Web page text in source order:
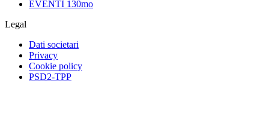
EVENTI 130mo
Legal
Dati societari
Privacy
Cookie policy
PSD2-TPP